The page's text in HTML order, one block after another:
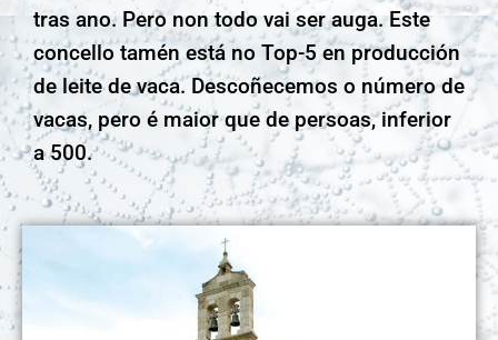
tras ano. Pero non todo vai ser auga. Este
concello tamén está no Top-5 en producción
de leite de vaca. Descoñecemos o número de
vacas, pero é maior que de persoas, inferior
a 500.